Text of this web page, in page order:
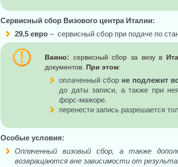
Сервисный сбор Визового центра Италии:
29,5 евро – сервисный сбор при подаче по
Важно: сервисный сбор за визу в
документов. При этом:
оплаченный сбор не подлежит
до даты записи, а также при
форс-мажоре.
перенести запись разрешается
Особые условия:
Оплаченный визовый сбор, а также
возвращаются вне зависимости от